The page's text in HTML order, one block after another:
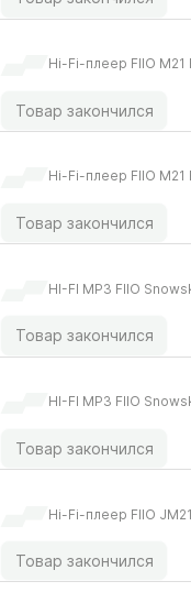
Hi-Fi-плеер FIIO M21
Товар закончился
Hi-Fi-плеер FIIO
Товар закончился
HI-FI MP3 FIIO
Товар закончился
HI-FI MP3 FIIO
Товар закончился
Hi-Fi-плеер FIIO
Товар закончился